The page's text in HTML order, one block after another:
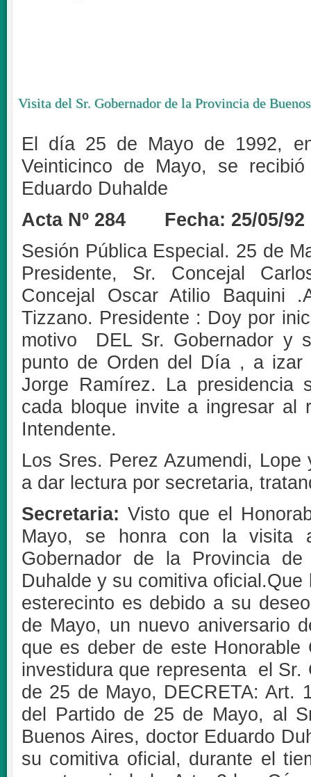
Visita del Sr. Gobernador de la Provincia de
El día 25 de Mayo de 1992,
Veinticinco de Mayo, se
Eduardo Duhalde
Acta Nº 284 Fecha: 25/05/92
Sesión Pública Especial. 25 de
Presidente, Sr. Concejal
Concejal Oscar Atilio Baquini
Tizzano. Presidente : Doy por
motivo DEL Sr. Gobernador y
punto de Orden del Día , a
Jorge Ramírez. La presidencia
cada bloque invite a ingresar al
Intendente.
Los Sres. Perez Azumendi,
a dar lectura por secretaria,
Secretaria: Visto que el
Mayo, se honra con la visita
Gobernador de la Provincia
Duhalde y su comitiva
esterecinto es debido a su
de Mayo, un nuevo aniversario
que es deber de este
investidura que representa el Sr.
de 25 de Mayo, DECRETA: Art.
del Partido de 25 de Mayo, al
Buenos Aires, doctor Eduardo
su comitiva oficial, durante el